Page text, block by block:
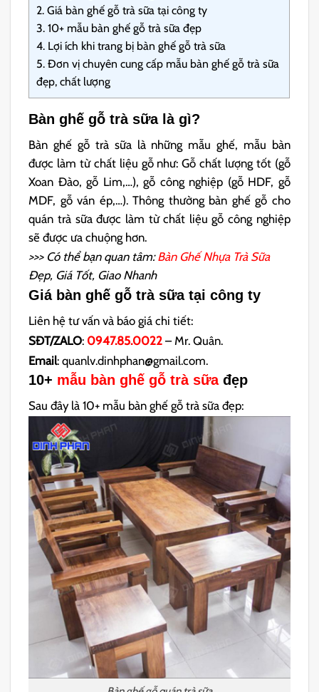
2. Giá bàn ghế gỗ trà sữa tại công ty
3. 10+ mẫu bàn ghế gỗ trà sữa đẹp
4. Lợi ích khi trang bị bàn ghế gỗ trà sữa
5. Đơn vị chuyên cung cấp mẫu bàn ghế gỗ trà sữa
đẹp, chất lượng
Bàn ghế gỗ trà sữa là gì?
Bàn ghế gỗ trà sữa là những mẫu ghế, mẫu bàn
được làm từ chất liệu gỗ như: Gỗ chất lượng tốt (gỗ
Xoan Đào, gỗ Lim,…), gỗ công nghiệp (gỗ HDF, gỗ
MDF, gỗ ván ép,…). Thông thường bàn ghế gỗ cho
quán trà sữa được làm từ chất liệu gỗ công nghiệp
sẽ được ưa chuộng hơn.
>>> Có thể bạn quan tâm:Bàn Ghế Nhựa Trà Sữa
Đẹp, Giá Tốt, Giao Nhanh
Giá bàn ghế gỗ trà sữa tại công ty
Liên hệ tư vấn và báo giá chi tiết:
SĐT/ZALO: 0947.85.0022 – Mr. Quân.
Email: quanlv.dinhphan@gmail.com.
10+ mẫu bàn ghế gỗ trà sữađẹp
Sau đây là 10+ mẫu bàn ghế gỗ trà sữa đẹp: